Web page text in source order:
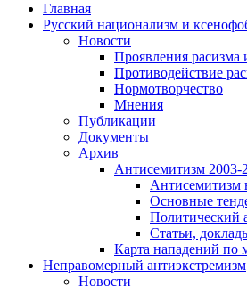
Главная
Русский национализм и
Новости
Проявления расизма
Противодействие
Нормотворчество
Мнения
Публикации
Документы
Архив
Антисемитизм 2003-
Антисемитизм
Основные
Политический
Статьи,
Карта нападений по
Неправомерный антиэкстремизм
Новости